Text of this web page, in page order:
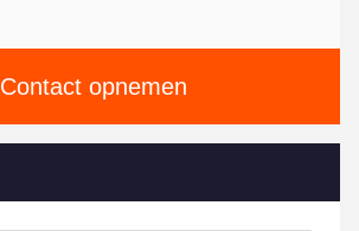
Contact opnemen